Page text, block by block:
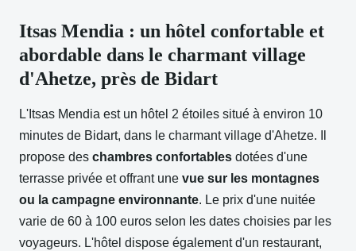
Itsas Mendia : un hôtel confortable et
abordable dans le charmant village
d'Ahetze, près de Bidart
L'Itsas Mendia est un hôtel 2 étoiles situé à environ 10
minutes de Bidart, dans le charmant village d'Ahetze. Il
propose des chambres confortables dotées d'une
terrasse privée et offrant une vue sur les montagnes
ou la campagne environnante. Le prix d'une nuitée
varie de 60 à 100 euros selon les dates choisies par les
voyageurs. L'hôtel dispose également d'un restaurant,